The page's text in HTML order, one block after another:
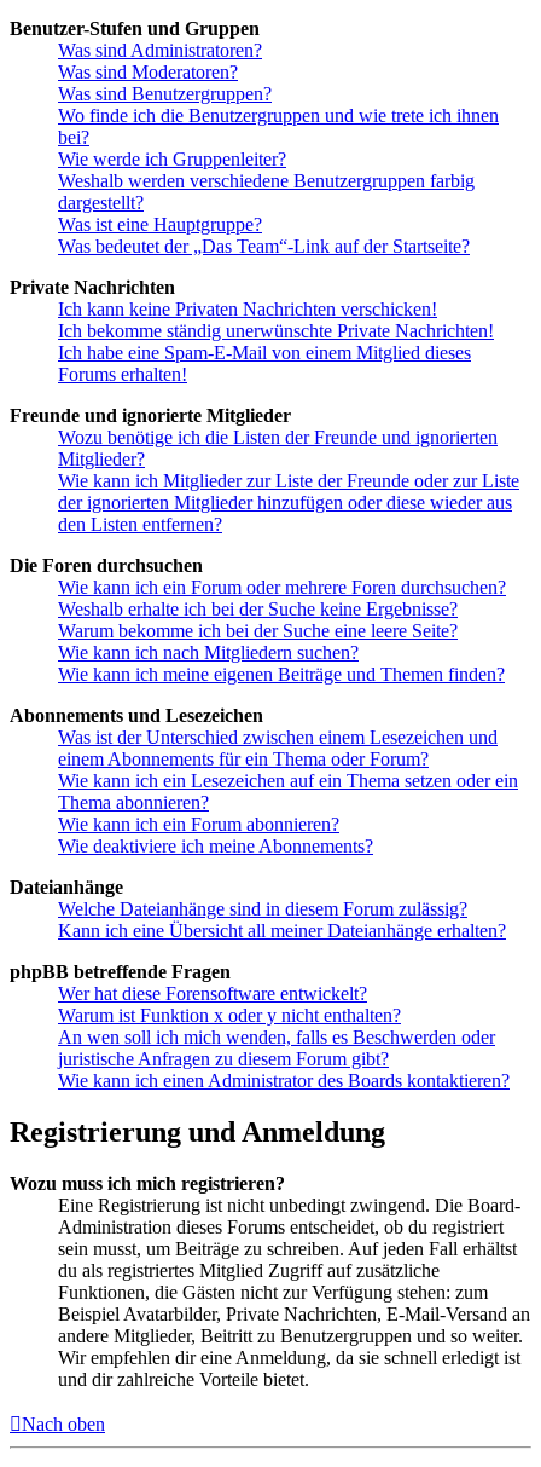
Benutzer-Stufen und Gruppen
Was sind Administratoren?
Was sind Moderatoren?
Was sind Benutzergruppen?
Wo finde ich die Benutzergruppen und wie trete ich ihnen
bei?
Wie werde ich Gruppenleiter?
Weshalb werden verschiedene Benutzergruppen farbig
dargestellt?
Was ist eine Hauptgruppe?
Was bedeutet der „Das Team“-Link auf der Startseite?
Private Nachrichten
Ich kann keine Privaten Nachrichten verschicken!
Ich bekomme ständig unerwünschte Private Nachrichten!
Ich habe eine Spam-E-Mail von einem Mitglied dieses
Forums erhalten!
Freunde und ignorierte Mitglieder
Wozu benötige ich die Listen der Freunde und ignorierten
Mitglieder?
Wie kann ich Mitglieder zur Liste der Freunde oder zur Liste
der ignorierten Mitglieder hinzufügen oder diese wieder aus
den Listen entfernen?
Die Foren durchsuchen
Wie kann ich ein Forum oder mehrere Foren durchsuchen?
Weshalb erhalte ich bei der Suche keine Ergebnisse?
Warum bekomme ich bei der Suche eine leere Seite?
Wie kann ich nach Mitgliedern suchen?
Wie kann ich meine eigenen Beiträge und Themen finden?
Abonnements und Lesezeichen
Was ist der Unterschied zwischen einem Lesezeichen und
einem Abonnements für ein Thema oder Forum?
Wie kann ich ein Lesezeichen auf ein Thema setzen oder ein
Thema abonnieren?
Wie kann ich ein Forum abonnieren?
Wie deaktiviere ich meine Abonnements?
Dateianhänge
Welche Dateianhänge sind in diesem Forum zulässig?
Kann ich eine Übersicht all meiner Dateianhänge erhalten?
phpBB betreffende Fragen
Wer hat diese Forensoftware entwickelt?
Warum ist Funktion x oder y nicht enthalten?
An wen soll ich mich wenden, falls es Beschwerden oder
juristische Anfragen zu diesem Forum gibt?
Wie kann ich einen Administrator des Boards kontaktieren?
Registrierung und Anmeldung
Wozu muss ich mich registrieren?
Eine Registrierung ist nicht unbedingt zwingend. Die Board-
Administration dieses Forums entscheidet, ob du registriert
sein musst, um Beiträge zu schreiben. Auf jeden Fall erhältst
du als registriertes Mitglied Zugriff auf zusätzliche
Funktionen, die Gästen nicht zur Verfügung stehen: zum
Beispiel Avatarbilder, Private Nachrichten, E-Mail-Versand an
andere Mitglieder, Beitritt zu Benutzergruppen und so weiter.
Wir empfehlen dir eine Anmeldung, da sie schnell erledigt ist
und dir zahlreiche Vorteile bietet.
Nach oben